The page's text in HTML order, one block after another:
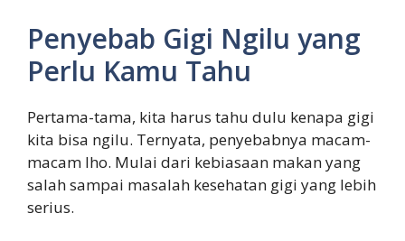
Penyebab Gigi Ngilu yang
Perlu Kamu Tahu
Pertama-tama, kita harus tahu dulu kenapa gigi
kita bisa ngilu. Ternyata, penyebabnya macam-
macam lho. Mulai dari kebiasaan makan yang
salah sampai masalah kesehatan gigi yang lebih
serius.